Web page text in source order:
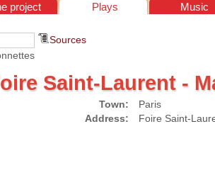
project Plays Music
Sources
Saint-Laurent -
Town:
Paris
Address:
Foire Saint-